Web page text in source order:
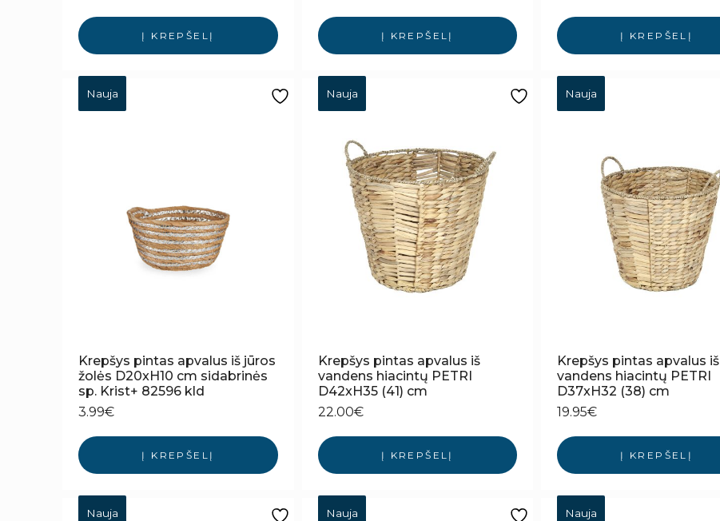
Į KREPŠELĮ Į KREPŠELĮ Į KREPŠELĮ
Nauja
Krepšys pintas apvalus iš jūros
žolės D20xH10 cm sidabrinės
sp. Krist+ 82596 kld
3.99€
Į KREPŠELĮ
Nauja
Krepšys pintas apvalus iš
vandens hiacintų PETRI
D42xH35 (41) cm
22.00€
Į KREPŠELĮ
Nauja
Krepšys pintas apvalus iš
vandens hiacintų PETRI
D37xH32 (38) cm
19.95€
Į KREPŠELĮ
Nauja Nauja Nauja